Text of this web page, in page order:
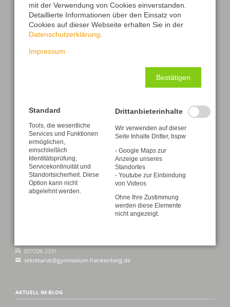
ADRESSE
Martin-Luther-Gymnasium Frankenberg/Sa.
037206-2331
sekretariat@gymnasium-frankenberg.de
AKTUELL IM BLOG
mit der Verwendung von Cookies einverstanden.
Detaillierte Informationen über den Einsatz von
Cookies auf dieser Webseite erhalten Sie in der
Datenschutzerklärung
Impressum
Bestätigen
Standard
Tools, die wesentliche
Services und Funktionen
ermöglichen,
einschließlich
Identitätsprüfung,
Servicekontinuität und
Standortsicherheit. Diese
Option kann nicht
abgelehnt werden.
Drittanbieterinhalte
Wir verwenden auf dieser
Seite Inhalte Dritter, bspw
- Google Maps zur
Anzeige unseres
Standortes
- Youtube zur Einbindung
von Videos
Ohne Ihre Zustimmung
werden diese Elemente
nicht angezeigt.